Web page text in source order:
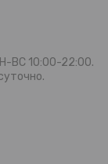
ВС 10:00-22:00.